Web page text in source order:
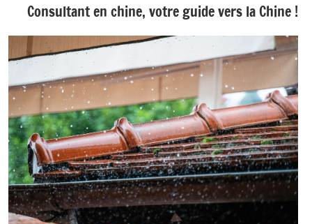
Consultant en chine, votre guide vers la Chine !